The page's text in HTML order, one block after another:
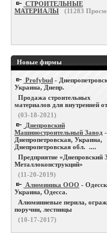
СТРОИТЕЛЬНЫЕ
МАТЕРИАЛЫ
(11283
Новые фирмы
Profybud -
Украина, Днепр.
Продажа строительных
материалов для внутренней
(03-18-2021)
Днепровский
Машиностроительный Завод -
Днепропетровская, Украина,
Днепропетровская обл. ....
Предприятие «Днепровский
Металлоконструкций»
(11-20-2019)
Алюминика ООО -
Украина, Одесса.
Алюминиевые перила,
поручни, лестницы
(10-17-2017)